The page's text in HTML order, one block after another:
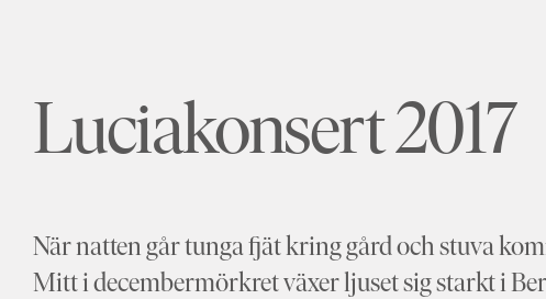
Luciakonsert 2017
När natten går tunga fjät kring gård och stuva
Mitt i decembermörkret växer ljuset sig starkt i